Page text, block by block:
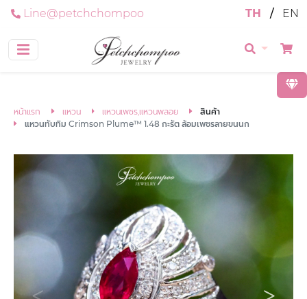
Line@petchchompoo TH / EN
หน้าแรก แหวน แหวนเพชร,แหวนพลอย
สินค้า
แหวนทับทิม Crimson Plume™ 1.48 กะรัต ล้อมเพชรลายขนนก